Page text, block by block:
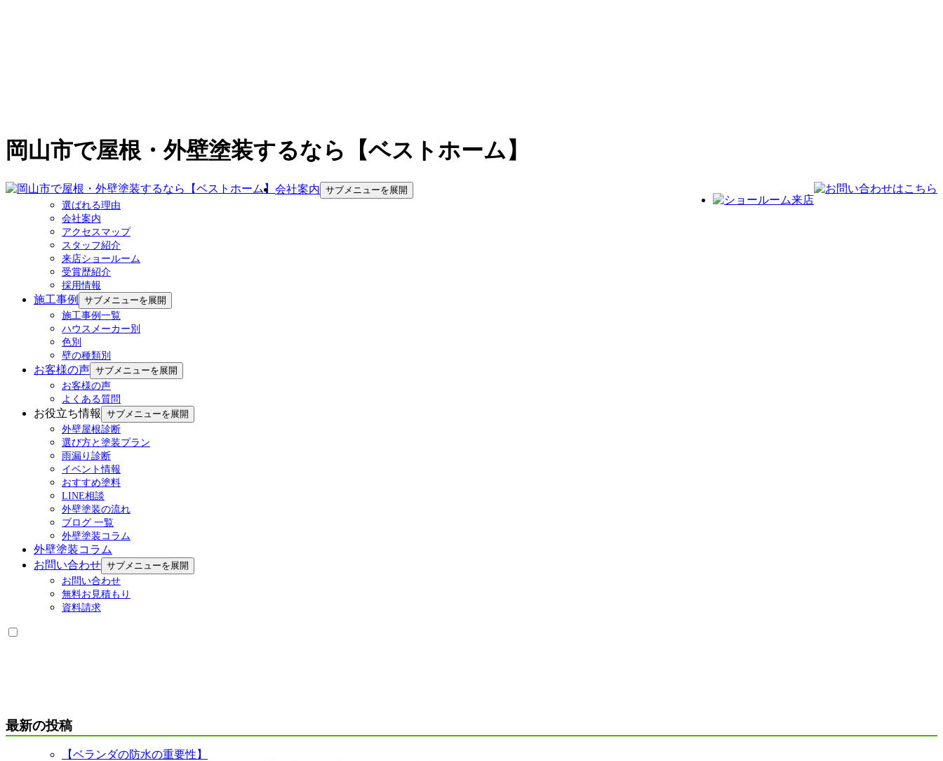
岡山市で屋根・外壁塗装するなら【ベストホーム】
会社案内 サブメニューを展開
選ばれる理由
会社案内
アクセスマップ
スタッフ紹介
来店ショールーム
受賞歴紹介
採用情報
施工事例
サブメニューを展開
施工事例一覧
ハウスメーカー別
色別
壁の種類別
お客様の声 サブメニューを展開
お客様の声
よくある質問
お役立ち情報
サブメニューを展開
外壁屋根診断
選び方と塗装プラン
雨漏り診断
イベント情報
おすすめ塗料
LINE相談
外壁塗装の流れ
ブログ 一覧
外壁塗装コラム
外壁塗装コラム
お問い合わせ サブメニューを展開
お問い合わせ
無料お見積もり
資料請求
最新の投稿
【ベランダの防水の重要性】